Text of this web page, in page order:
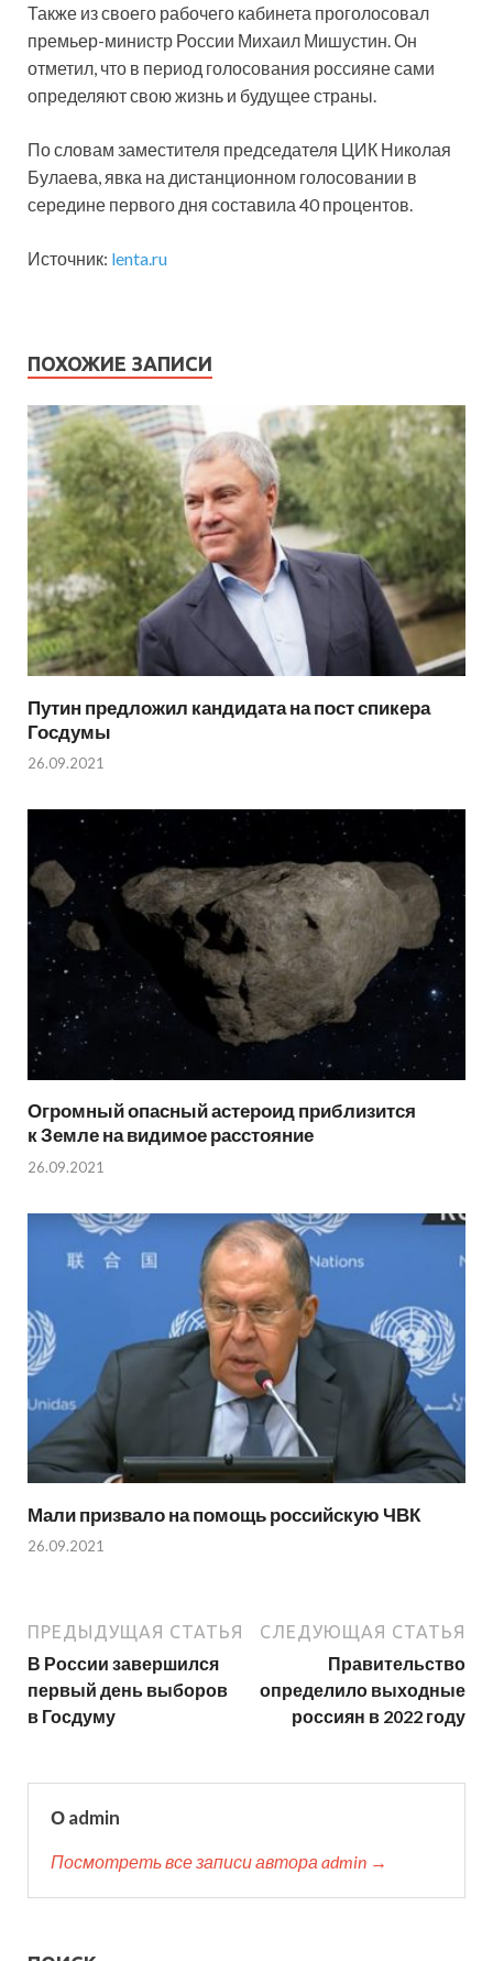
Также из своего рабочего кабинета проголосовал
премьер-министр России Михаил Мишустин. Он
отметил, что в период голосования россияне сами
определяют свою жизнь и будущее страны.
По словам заместителя председателя ЦИК Николая
Булаева, явка на дистанционном голосовании в
середине первого дня составила 40 процентов.
Источник: lenta.ru
ПОХОЖИЕ ЗАПИСИ
Путин предложил кандидата на пост спикера
Госдумы
26.09.2021
Огромный опасный астероид приблизится
к Земле на видимое расстояние
26.09.2021
Мали призвало на помощь российскую ЧВК
26.09.2021
ПРЕДЫДУЩАЯ СТАТЬЯ
В России завершился
первый день выборов
в Госдуму
СЛЕДУЮЩАЯ СТАТЬЯ
Правительство
определило выходные
россиян в 2022 году
О admin
Посмотреть все записи автора admin →